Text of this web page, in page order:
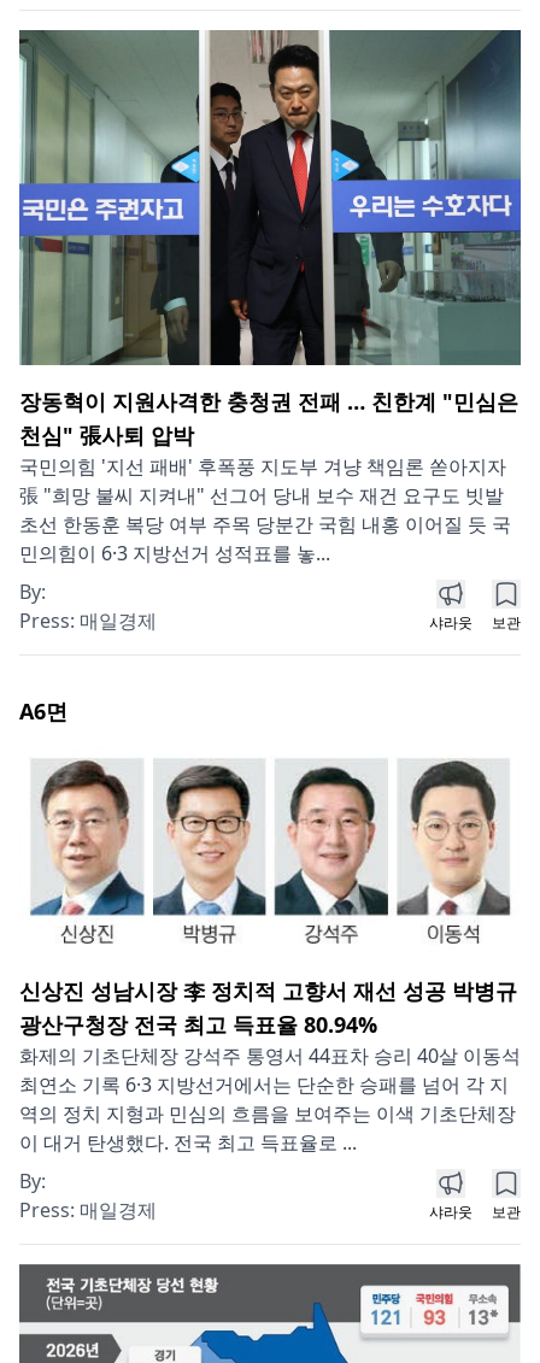
장동혁이 지원사격한 충청권 전패 … 친한계 "민심은
천심" 張사퇴 압박
국민의힘 '지선 패배' 후폭풍 지도부 겨냥 책임론 쏟아지자
張 "희망 불씨 지켜내" 선그어 당내 보수 재건 요구도 빗발
초선 한동훈 복당 여부 주목 당분간 국힘 내홍 이어질 듯 국
민의힘이 6·3 지방선거 성적표를 놓...
By:
Press: 매일경제 샤라웃 보관
A6면
신상진 성남시장 李 정치적 고향서 재선 성공 박병규
광산구청장 전국 최고 득표율 80.94%
화제의 기초단체장 강석주 통영서 44표차 승리 40살 이동석
최연소 기록 6·3 지방선거에서는 단순한 승패를 넘어 각 지
역의 정치 지형과 민심의 흐름을 보여주는 이색 기초단체장
이 대거 탄생했다. 전국 최고 득표율로 ...
By:
Press: 매일경제 샤라웃 보관